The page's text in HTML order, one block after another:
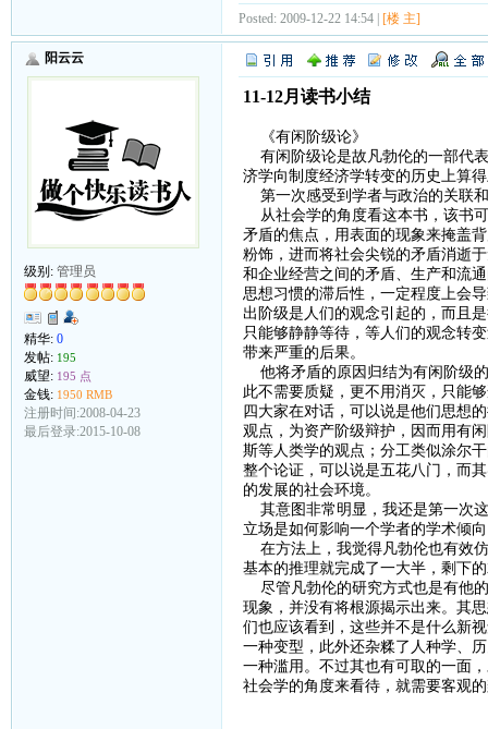
Posted: 2009-12-22 14:54 | [楼 主]
阳云云
级别: 管理员
精华: 0
发帖: 195
威望: 195 点
金钱: 1950 RMB
注册时间:2008-04-23
最后登录:2015-10-08
11-12月读书小结
《有闲阶级论》
有闲阶级论是故凡勃伦的一部代
济学向制度经济学转变的历史上算
第一次感受到学者与政治的关联
从社会学的角度看这本书，该书
矛盾的焦点，用表面的现象来掩盖
粉饰，进而将社会尖锐的矛盾消逝
和企业经营之间的矛盾、生产和流
思想习惯的滞后性，一定程度上会
出阶级是人们的观念引起的，而且
只能够静静等待，等人们的观念转
带来严重的后果。
他将矛盾的原因归结为有闲阶级
此不需要质疑，更不用消灭，只能
四大家在对话，可以说是他们思想
观点，为资产阶级辩护，因而用有
斯等人类学的观点；分工类似涂尔
整个论证，可以说是五花八门，而
的发展的社会环境。
其意图非常明显，我还是第一次
立场是如何影响一个学者的学术倾
在方法上，我觉得凡勃伦也有效
基本的推理就完成了一大半，剩下
尽管凡勃伦的研究方式也是有他
现象，并没有将根源揭示出来。其
们也应该看到，这些并不是什么新
一种变型，此外还杂糅了人种学、
一种滥用。不过其也有可取的一面
社会学的角度来看待，就需要客观